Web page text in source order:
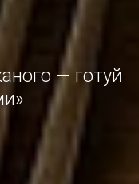
— готуй